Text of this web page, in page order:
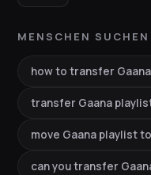
MENSCHEN
how to transfer
transfer Gaana
move Gaana playlist
can you transfer